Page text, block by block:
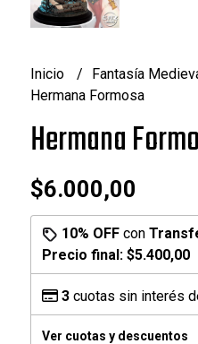
Inicio Fantasía
Hermana Formosa
Hermana
$6.000,00
10% OFFcon
Precio final: $5.400,00
3cuotas sin interés
Ver cuotas y descuentos